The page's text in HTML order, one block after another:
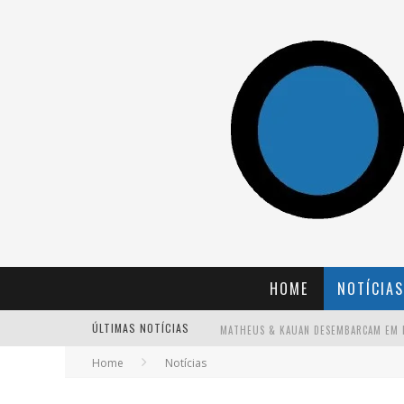
HOME NOTÍCIAS
ÚLTIMAS NOTÍCIAS
Home Notícias